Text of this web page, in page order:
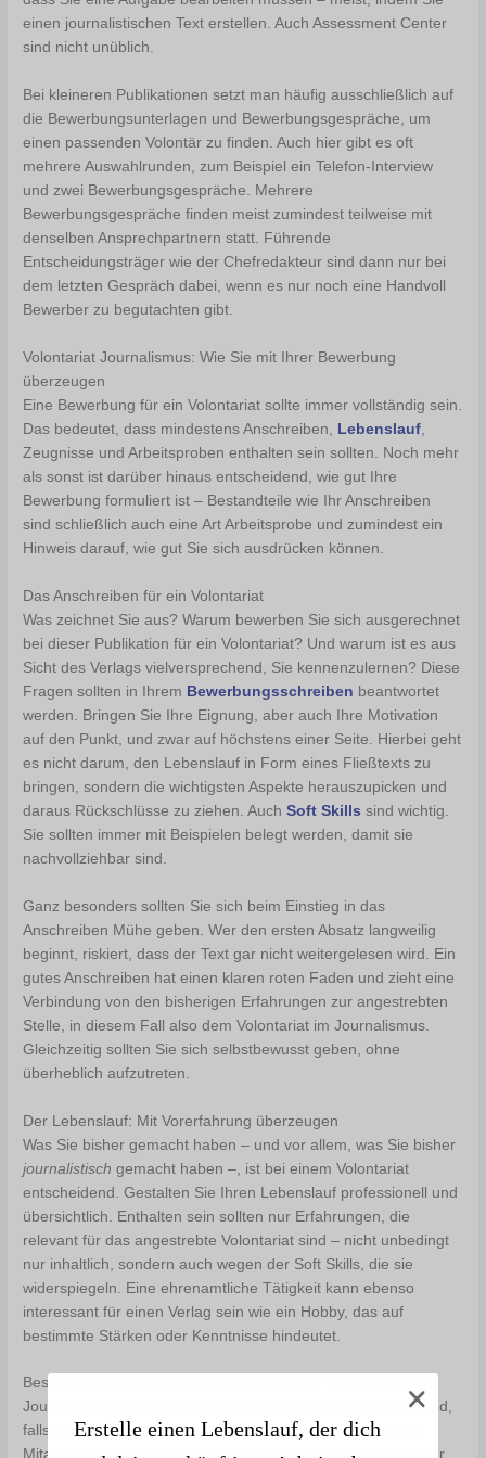
einen journalistischen Text erstellen. Auch Assessment Center
sind nicht unüblich.
Bei kleineren Publikationen setzt man häufig ausschließlich auf
die Bewerbungsunterlagen und Bewerbungsgespräche, um
einen passenden Volontär zu finden. Auch hier gibt es oft
mehrere Auswahlrunden, zum Beispiel ein Telefon-Interview
und zwei Bewerbungsgespräche. Mehrere
Bewerbungsgespräche finden meist zumindest teilweise mit
denselben Ansprechpartnern statt. Führende
Entscheidungsträger wie der Chefredakteur sind dann nur bei
dem letzten Gespräch dabei, wenn es nur noch eine Handvoll
Bewerber zu begutachten gibt.
Volontariat Journalismus: Wie Sie mit Ihrer Bewerbung
überzeugen
Eine Bewerbung für ein Volontariat sollte immer vollständig sein.
Das bedeutet, dass mindestens Anschreiben,
Lebenslauf
Zeugnisse und Arbeitsproben enthalten sein sollten. Noch mehr
als sonst ist darüber hinaus entscheidend, wie gut Ihre
Bewerbung formuliert ist – Bestandteile wie Ihr Anschreiben
sind schließlich auch eine Art Arbeitsprobe und zumindest ein
Hinweis darauf, wie gut Sie sich ausdrücken können.
Das Anschreiben für ein Volontariat
Was zeichnet Sie aus? Warum bewerben Sie sich ausgerechnet
bei dieser Publikation für ein Volontariat? Und warum ist es aus
Sicht des Verlags vielversprechend, Sie kennenzulernen? Diese
Fragen sollten in Ihrem Bewerbungsschreiben beantwortet
werden. Bringen Sie Ihre Eignung, aber auch Ihre Motivation
auf den Punkt, und zwar auf höchstens einer Seite. Hierbei geht
es nicht darum, den Lebenslauf in Form eines Fließtexts zu
bringen, sondern die wichtigsten Aspekte herauszupicken und
daraus Rückschlüsse zu ziehen. AuchSoft Skills sind wichtig.
Sie sollten immer mit Beispielen belegt werden, damit sie
nachvollziehbar sind.
Ganz besonders sollten Sie sich beim Einstieg in das
Anschreiben Mühe geben. Wer den ersten Absatz langweilig
beginnt, riskiert, dass der Text gar nicht weitergelesen wird. Ein
gutes Anschreiben hat einen klaren roten Faden und zieht eine
Verbindung von den bisherigen Erfahrungen zur angestrebten
Stelle, in diesem Fall also dem Volontariat im Journalismus.
Gleichzeitig sollten Sie sich selbstbewusst geben, ohne
überheblich aufzutreten.
Der Lebenslauf: Mit Vorerfahrung überzeugen
Was Sie bisher gemacht haben – und vor allem, was Sie bisher
journalistisch gemacht haben –, ist bei einem Volontariat
entscheidend. Gestalten Sie Ihren Lebenslauf professionell und
übersichtlich. Enthalten sein sollten nur Erfahrungen, die
relevant für das angestrebte Volontariat sind – nicht unbedingt
nur inhaltlich, sondern auch wegen der Soft Skills, die sie
widerspiegeln. Eine ehrenamtliche Tätigkeit kann ebenso
interessant für einen Verlag sein wie ein Hobby, das auf
bestimmte Stärken oder Kenntnisse hindeutet.
Besonders wichtig sind bisherige praktische Erfahrungen im
Journalismus. Erwähnen Sie unbedingt bisherige Praktika und,
falls vorhanden, Tätigkeiten als freier Mitarbeiter. Auch die
Mitarbeit bei einer Schülerzeitung kann erwähnt werden – vor
Erstelle einen Lebenslauf, der dich